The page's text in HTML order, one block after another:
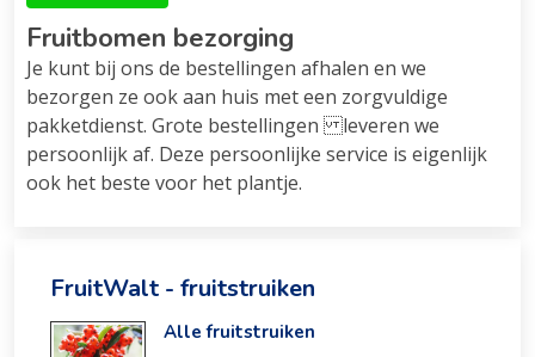
Fruitbomen bezorging
Je kunt bij ons de bestellingen afhalen en we
bezorgen ze ook aan huis met een zorgvuldige
pakketdienst. Grote bestellingen leveren we
persoonlijk af. Deze persoonlijke service is eigenlijk
ook het beste voor het plantje.
FruitWalt - fruitstruiken
Alle fruitstruiken